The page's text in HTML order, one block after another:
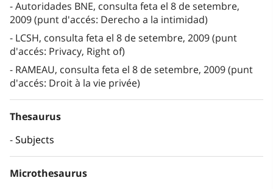
Autoridades BNE, consulta feta el 8 de setembre,
2009 (punt d'accés: Derecho a la intimidad)
LCSH, consulta feta el 8 de setembre, 2009 (punt
d'accés: Privacy, Right of)
RAMEAU, consulta feta el 8 de setembre, 2009 (punt
d'accés: Droit à la vie privée)
Thesaurus
Subjects
Microthesaurus